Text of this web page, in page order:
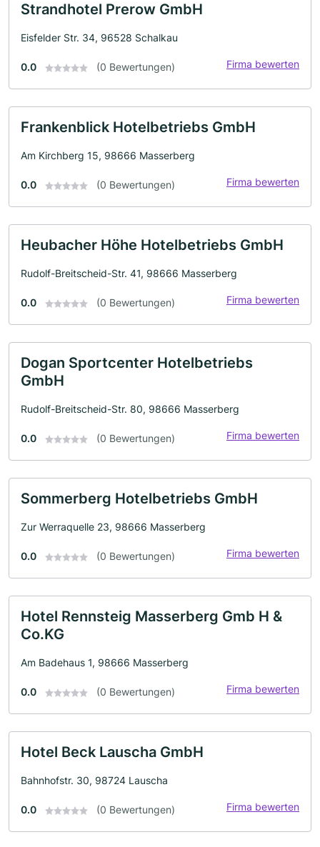
Strandhotel Prerow GmbH
Eisfelder Str. 34, 96528 Schalkau
0.0 (0 Bewertungen) Firma bewerten
Frankenblick Hotelbetriebs GmbH
Am Kirchberg 15, 98666 Masserberg
0.0 (0 Bewertungen) Firma bewerten
Heubacher Höhe Hotelbetriebs GmbH
Rudolf-Breitscheid-Str. 41, 98666 Masserberg
0.0 (0 Bewertungen) Firma bewerten
Dogan Sportcenter Hotelbetriebs
GmbH
Rudolf-Breitscheid-Str. 80, 98666 Masserberg
0.0 (0 Bewertungen) Firma bewerten
Sommerberg Hotelbetriebs GmbH
Zur Werraquelle 23, 98666 Masserberg
0.0 (0 Bewertungen) Firma bewerten
Hotel Rennsteig Masserberg Gmb H &
Co.KG
Am Badehaus 1, 98666 Masserberg
0.0 (0 Bewertungen) Firma bewerten
Hotel Beck Lauscha GmbH
Bahnhofstr. 30, 98724 Lauscha
0.0 (0 Bewertungen) Firma bewerten